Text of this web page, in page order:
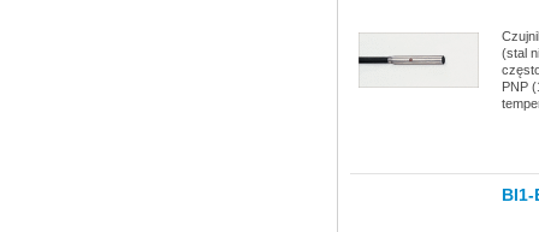
(stal
PNP
BI1-